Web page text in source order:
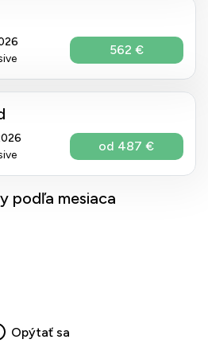
562 €
od 487 €
podľa mesiaca
Opýtať sa